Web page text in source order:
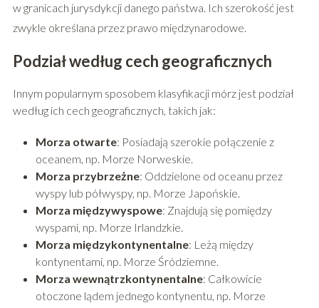
w granicach jurysdykcji danego państwa. Ich szerokość jest
zwykle określana przez prawo międzynarodowe.
Podział według cech geograficznych
Innym popularnym sposobem klasyfikacji mórz jest podział
według ich cech geograficznych, takich jak:
Morza otwarte: Posiadają szerokie połączenie z
oceanem, np. Morze Norweskie.
Morza przybrzeżne: Oddzielone od oceanu przez
wyspy lub półwyspy, np. Morze Japońskie.
Morza międzywyspowe: Znajdują się pomiędzy
wyspami, np. Morze Irlandzkie.
Morza międzykontynentalne: Leżą między
kontynentami, np. Morze Śródziemne.
Morza wewnątrzkontynentalne: Całkowicie
otoczone lądem jednego kontynentu, np. Morze